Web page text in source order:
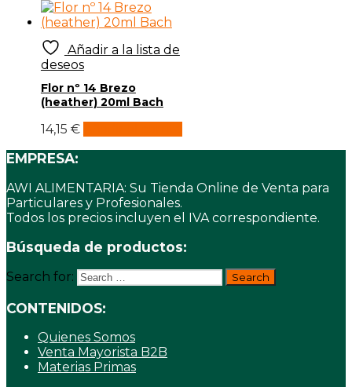
Añadir a la lista de
deseos
Flor nº 14 Brezo
(heather) 20ml Bach
14,15 €
EMPRESA:
AWI ALIMENTARIA: Su Tienda Online de Venta para
Particulares y Profesionales.
Todos los precios incluyen el IVA correspondiente.
Búsqueda de productos:
Search for:
CONTENIDOS:
Quienes Somos
Venta Mayorista B2B
Materias Primas